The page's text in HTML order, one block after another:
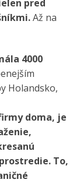
pred
Až na
4000
Holandsko,
doma, je
To,